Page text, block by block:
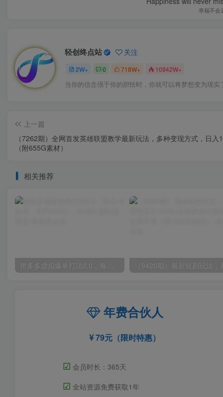
幸福不会
轻创终点站 关注
2W+ 0 718W+ 10942W+
当你的信念强于你的胆怯时，你就可以将梦想变为现实
上一篇
（7262期）全网首发英雄联盟教学最新玩法，多种变现方式，日入
（附655G素材）
相关推荐
拼多多虚拟爆单打法2.0，每天10分钟，月产5000+，从0到1赚收益教程
年费合伙人
79元（限时特惠）
☑ 会员时长：365天
☑ 全站资源免费获取1年